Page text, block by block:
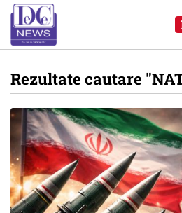
Rezultate cautare